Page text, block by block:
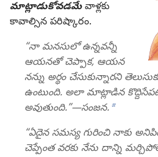
మాట్లాడుకోవడమేవాళ్లకు
కావాల్సిన పరిష్కారం.
“నా మనసులో ఉన్నవన్నీ
ఆయనతో చెప్పాక, ఆయన
నన్ను అర్థం చేసుకున్నారని
ఉంటుంది. అలా మాట్లాడిన
అవుతుంది.”—సంజన.b
“ఏదైన సమస్య గురించి నాకు
చెప్పేంత వరకు నేను దాన్ని